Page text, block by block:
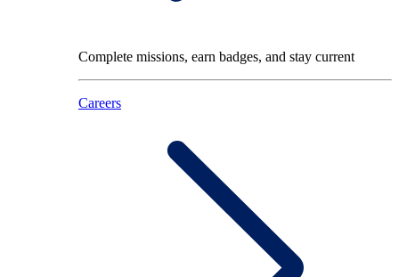
Complete missions, earn badges, and stay current
Careers